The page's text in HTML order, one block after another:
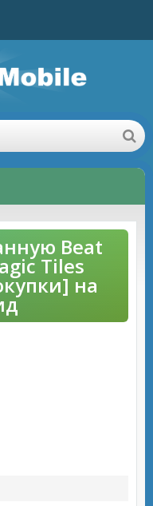
Beat
Tiles
на